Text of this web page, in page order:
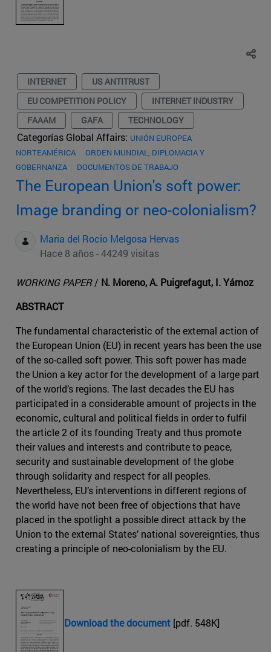
INTERNET
US ANTITRUST
EU COMPETITION POLICY
INTERNET INDUSTRY
FAAAM
GAFA TECHNOLOGY
Categorías Global Affairs: UNIÓN EUROPEA
NORTEAMÉRICA
ORDEN MUNDIAL, DIPLOMACIA Y
GOBERNANZA
DOCUMENTOS DE TRABAJO
The European Union's soft power:
Image branding or neo-colonialism?
Maria del Rocio Melgosa Hervas
Hace 8 años - 44249 visitas
WORKING PAPER/ N. Moreno, A. Puigrefagut, I. Yárnoz
ABSTRACT
The fundamental characteristic of the external action of
the European Union (EU) in recent years has been the use
of the so-called soft power. This soft power has made
the Union a key actor for the development of a large part
of the world’s regions. The last decades the EU has
participated in a considerable amount of projects in the
economic, cultural and political fields in order to fulfil
the article 2 of its founding Treaty and thus promote
their values and interests and contribute to peace,
security and sustainable development of the globe
through solidarity and respect for all peoples.
Nevertheless, EU’s interventions in different regions of
the world have not been free of objections that have
placed in the spotlight a possible direct attack by the
Union to the external States’ national sovereignties, thus
creating a principle of neo-colonialism by the EU.
Download the document [pdf. 548K]